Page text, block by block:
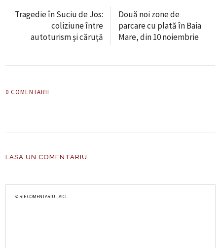
Tragedie în Suciu de Jos:
coliziune între
autoturism și căruță
Două noi zone de
parcare cu plată în Baia
Mare, din 10 noiembrie
0 COMENTARII
LASA UN COMENTARIU